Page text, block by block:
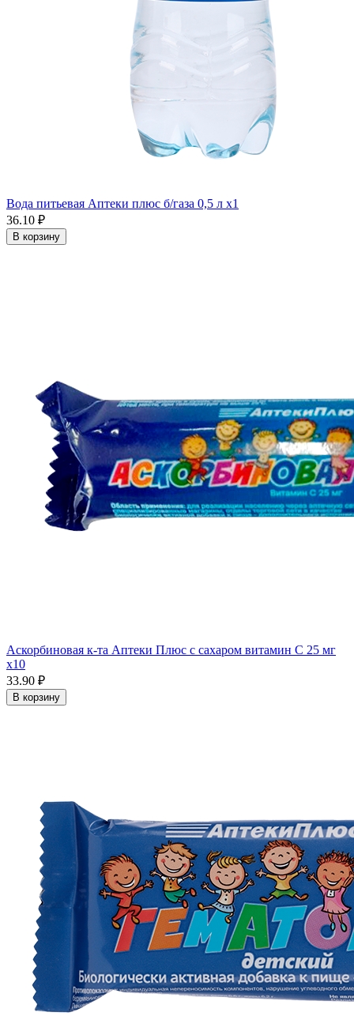
Вода питьевая Аптеки плюс б/газа 0,5 л x1
36.10 ₽
В корзину
Аскорбиновая к-та Аптеки Плюс с сахаром витамин С 25 мг
x10
33.90 ₽
В корзину